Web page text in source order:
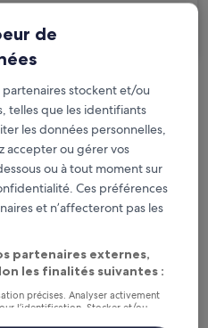
gratuite en cas de
pour chaque
aux Prix membres
ces dates
de
partenaires stockent et/ou
telles que les identifiants
les données personnelles,
accepter ou gérer vos
ou à tout moment sur
Ces préférences
et n’affecteront pas les
partenaires externes,
les finalités suivantes :
précises. Analyser activement
l’identification. Stocker et/ou